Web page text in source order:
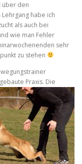
über den
habe ich
als auch bei
wie man Fehler
sehr
zu stehen
Praxis. Die